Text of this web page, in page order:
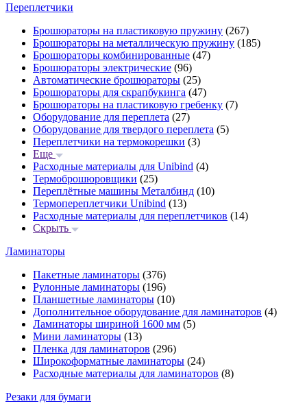
Переплетчики
Брошюраторы на пластиковую пружину (267)
Брошюраторы на металлическую пружину (185)
Брошюраторы комбинированные (47)
Брошюраторы электрические (96)
Автоматические брошюраторы (25)
Брошюраторы для скрапбукинга (47)
Брошюраторы на пластиковую гребенку (7)
Оборудование для переплета (27)
Оборудование для твердого переплета (5)
Переплетчики на термокорешки (3)
Еще
Расходные материалы для Unibind (4)
Термоброшюровщики (25)
Переплётные машины Металбинд (10)
Термопереплетчики Unibind (13)
Расходные материалы для переплетчиков (14)
Скрыть
Ламинаторы
Пакетные ламинаторы (376)
Рулонные ламинаторы (196)
Планшетные ламинаторы (10)
Дополнительное оборудование для ламинаторов (4)
Ламинаторы шириной 1600 мм (5)
Мини ламинаторы (13)
Пленка для ламинаторов (296)
Широкоформатные ламинаторы (24)
Расходные материалы для ламинаторов (8)
Резаки для бумаги